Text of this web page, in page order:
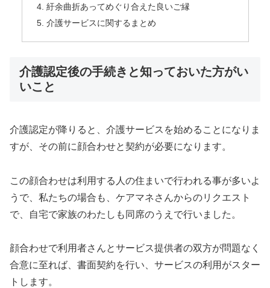
紆余曲折あってめぐり合えた良いご縁
介護サービスに関するまとめ
介護認定後の手続きと知っておいた方がい
いこと
介護認定が降りると、介護サービスを始めることになりま
すが、その前に顔合わせと契約が必要になります。
この顔合わせは利用する人の住まいで行われる事が多いよ
うで、私たちの場合も、ケアマネさんからのリクエスト
で、自宅で家族のわたしも同席のうえで行いました。
顔合わせで利用者さんとサービス提供者の双方が問題なく
合意に至れば、書面契約を行い、サービスの利用がスター
トします。